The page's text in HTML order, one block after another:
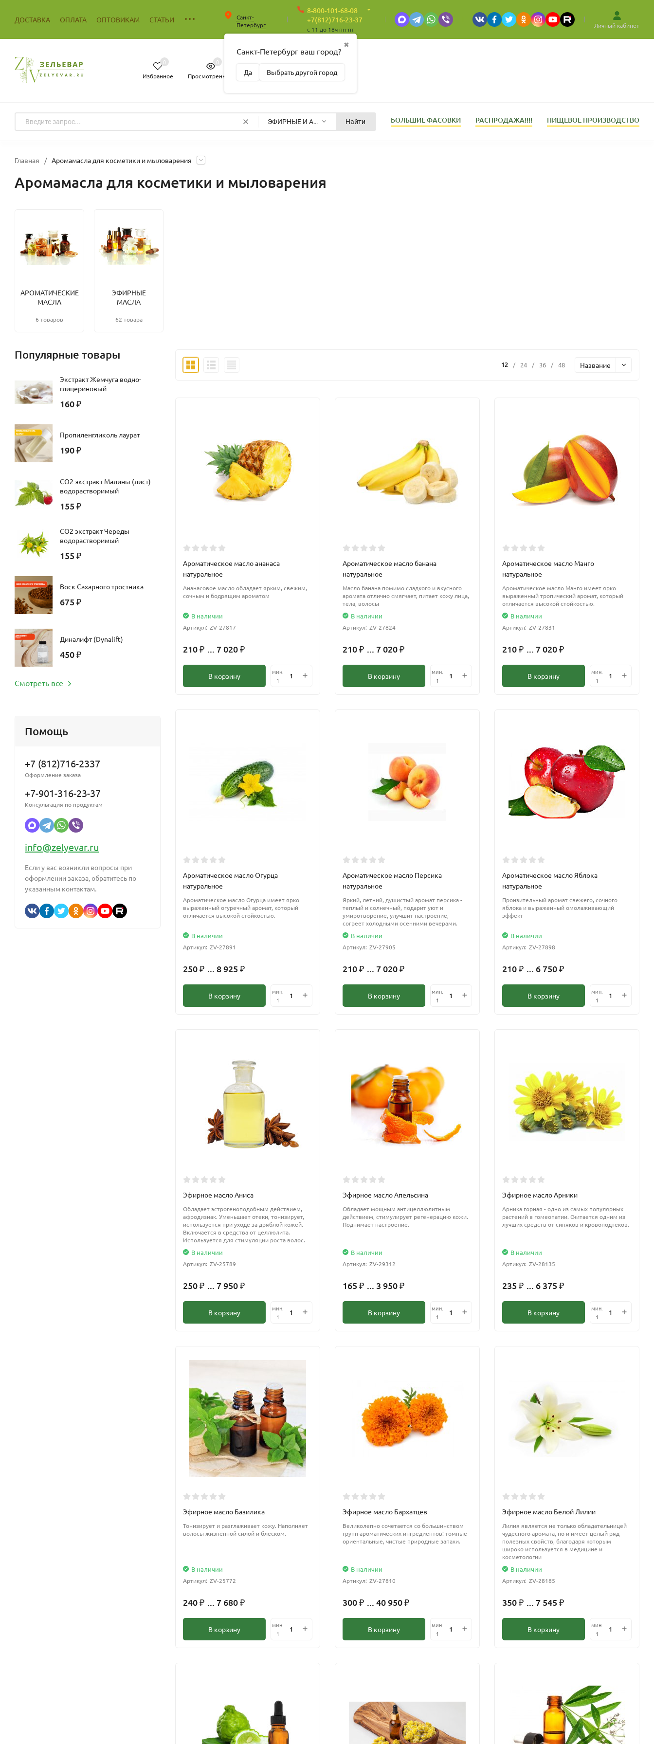
ДОСТАВКА ОПЛАТА ОПТОВИКАМ СТАТЬИ
Санкт-
Петербург
✖
Санкт-Петербург ваш город?
Да Выбрать другой город
8-800-101-68-08
+7(812)716-23-37
c 11 до 18ч пн-пт
Личный кабинет
Избранное
0
Просмотренные
0
Пусто
ЭФИРНЫЕ И АРОМАМАСЛА Найти БОЛЬШИЕ ФАСОВКИ РАСПРОДАЖА!!!! ПИЩЕВОЕ ПРОИЗВОДСТВО
Главная / Аромамасла для косметики и мыловарения
Аромамасла для косметики и мыловарения
АРОМАТИЧЕСКИЕ
МАСЛА
6 товаров
ЭФИРНЫЕ
МАСЛА
62 товара
Популярные товары
Экстракт Жемчуга водно-
глицериновый
160 ₽
Пропиленгликоль лаурат
190 ₽
CО2 экстракт Малины (лист)
водорастворимый
155 ₽
CО2 экстракт Череды
водорастворимый
155 ₽
Воск Сахарного тростника
675 ₽
Диналифт (Dynalift)
450 ₽
Смотреть все
Помощь
+7 (812)716-2337
Оформление заказа
+7-901-316-23-37
Консультация по продуктам
info@zelyevar.ru
Если у вас возникли вопросы при
оформлении заказа, обратитесь по
указанным контактам.
12 / 24 / 36 / 48 Название
Ароматическое масло ананаса
натуральное
Ананасовое масло обладает ярким, свежим,
сочным и бодрящим ароматом
В наличии
Артикул: ZV-27817
210 ₽ ... 7 020 ₽
В корзину
мин.
1
Ароматическое масло банана
натуральное
Масло банана помимо сладкого и вкусного
аромата отлично смягчает, питает кожу лица,
тела, волосы
В наличии
Артикул: ZV-27824
210 ₽ ... 7 020 ₽
В корзину
мин.
1
Ароматическое масло Манго
натуральное
Ароматическое масло Манго имеет ярко
выраженный тропический аромат, который
отличается высокой стойкостью.
В наличии
Артикул: ZV-27831
210 ₽ ... 7 020 ₽
В корзину
мин.
1
Ароматическое масло Огурца
натуральное
Ароматическое масло Огурца имеет ярко
выраженный огуречный аромат, который
отличается высокой стойкостью.
В наличии
Артикул: ZV-27891
250 ₽ ... 8 925 ₽
В корзину
мин.
1
Ароматическое масло Персика
натуральное
Яркий, летний, душистый аромат персика -
теплый и солнечный, подарит уют и
умиротворение, улучшит настроение,
согреет холодными осенними вечерами.
В наличии
Артикул: ZV-27905
210 ₽ ... 7 020 ₽
В корзину
мин.
1
Ароматическое масло Яблока
натуральное
Пронзительный аромат свежего, сочного
яблока и выраженный омолаживающий
эффект
В наличии
Артикул: ZV-27898
210 ₽ ... 6 750 ₽
В корзину
мин.
1
Эфирное масло Аниса
Обладает эстрогеноподобным действием,
афродизиак. Уменьшает отеки, тонизирует,
используется при уходе за дряблой кожей.
Включается в средства от целлюлита.
Используется для стимуляции роста волос.
В наличии
Артикул: ZV-25789
250 ₽ ... 7 950 ₽
В корзину
мин.
1
Эфирное масло Апельсина
Обладает мощным антицеллюлитным
действием, стимулирует регенерацию кожи.
Поднимает настроение.
В наличии
Артикул: ZV-29312
165 ₽ ... 3 950 ₽
В корзину
мин.
1
Эфирное масло Арники
Арника горная - одно из самых популярных
растений в гомеопатии. Считается одним из
лучших средств от синяков и кровоподтеков.
В наличии
Артикул: ZV-28135
235 ₽ ... 6 375 ₽
В корзину
мин.
1
Эфирное масло Базилика
Тонизирует и разглаживает кожу. Наполняет
волосы жизненной силой и блеском.
В наличии
Артикул: ZV-25772
240 ₽ ... 7 680 ₽
В корзину
мин.
1
Эфирное масло Бархатцев
Великолепно сочетается со большинством
групп ароматических ингредиентов: томные
ориентальные, чистые природные запахи.
В наличии
Артикул: ZV-27810
300 ₽ ... 40 950 ₽
В корзину
мин.
1
Эфирное масло Белой Лилии
Лилия является не только обладательницей
чудесного аромата, но и имеет целый ряд
полезных свойств, благодаря которым
широко используется в медицине и
косметологии
В наличии
Артикул: ZV-28185
350 ₽ ... 7 545 ₽
В корзину
мин.
1